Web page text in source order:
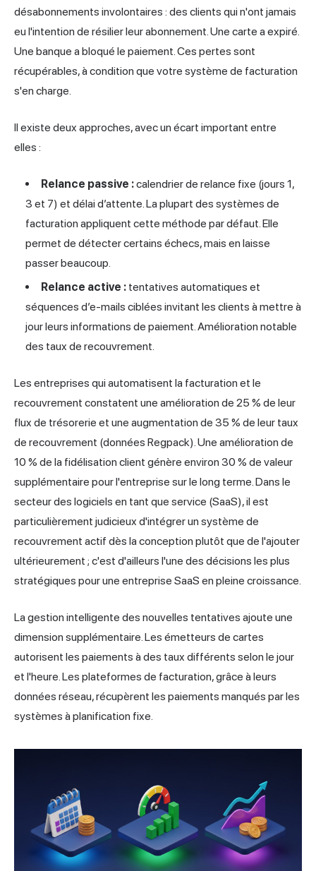
désabonnements involontaires : des clients qui n'ont jamais
eu l'intention de résilier leur abonnement. Une carte a expiré.
Une banque a bloqué le paiement. Ces pertes sont
récupérables, à condition que votre système de facturation
s'en charge.
Il existe deux approches, avec un écart important entre
elles :
Relance passive :calendrier de relance fixe (jours 1,
3 et 7) et délai d’attente. La plupart des systèmes de
facturation appliquent cette méthode par défaut. Elle
permet de détecter certains échecs, mais en laisse
passer beaucoup.
Relance active : tentatives automatiques et
séquences d’e-mails ciblées invitant les clients à mettre à
jour leurs informations de paiement. Amélioration notable
des taux de recouvrement.
Les entreprises qui automatisent la facturation et le
recouvrement constatent une amélioration de 25 % de leur
flux de trésorerie et une augmentation de 35 % de leur taux
de recouvrement (données Regpack). Une amélioration de
10 % de la fidélisation client génère environ 30 % de valeur
supplémentaire pour l'entreprise sur le long terme. Dans le
secteur des logiciels en tant que service (SaaS), il est
particulièrement judicieux d'intégrer un système de
recouvrement actif dès la conception plutôt que de l'ajouter
ultérieurement ; c'est d'ailleurs l'une des décisions les plus
stratégiques pour une entreprise SaaS en pleine croissance.
La gestion intelligente des nouvelles tentatives ajoute une
dimension supplémentaire. Les émetteurs de cartes
autorisent les paiements à des taux différents selon le jour
et l'heure. Les plateformes de facturation, grâce à leurs
données réseau, récupèrent les paiements manqués par les
systèmes à planification fixe.